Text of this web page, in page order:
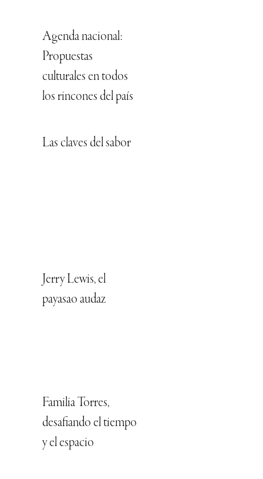
Agenda nacional:
Propuestas
culturales en todos
los rincones del país
Las claves del sabor
Jerry Lewis, el
payasao audaz
Familia Torres,
desafiando el tiempo
y el espacio